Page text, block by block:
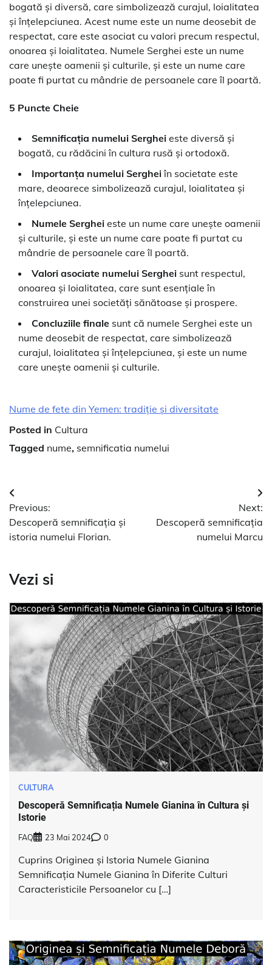
bogată și diversă, care simbolizează curajul, loialitatea
și înțelepciunea. Acest nume este un nume deosebit de
respectat, care este asociat cu valori precum respectul,
onoarea și loialitatea. Numele Serghei este un nume
care unește oamenii și culturile, și este un nume care
poate fi purtat cu mândrie de persoanele care îl poartă.
5 Puncte Cheie
Semnificația numelui Serghei este diversă și
bogată, cu rădăcini în cultura rusă și ortodoxă.
Importanța numelui Sergheiîn societate este
mare, deoarece simbolizează curajul, loialitatea și
înțelepciunea.
Numele Serghei este un nume care unește oamenii
și culturile, și este un nume care poate fi purtat cu
mândrie de persoanele care îl poartă.
Valori asociate numelui Serghei sunt respectul,
onoarea și loialitatea, care sunt esențiale în
construirea unei societăți sănătoase și prospere.
Concluziile finale sunt că numele Serghei este un
nume deosebit de respectat, care simbolizează
curajul, loialitatea și înțelepciunea, și este un nume
care unește oamenii și culturile.
Nume de fete din Yemen: tradiție și diversitate
Posted in Cultura
Tagged nume, semnificatia numelui
Navigare
în
articole
Previous:
Descoperă semnificația și
istoria numelui Florian.
Next:
Descoperă semnificația
numelui Marcu
Vezi si
CULTURA
Descoperă Semnificația Numele Gianina în Cultura și
Istorie
FAQ 23 Mai 2024 0
Cuprins Originea și Istoria Numele Gianina
Semnificația Numele Gianina în Diferite Culturi
Caracteristicile Persoanelor cu […]